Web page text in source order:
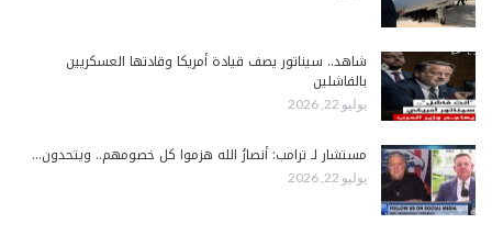
شاهد.. سيناتور يصف قيادة أمريكا وقادتها العسكريين
بالفاشلين
يوليو 22, 2026
مستشار لـ ترامب: أنصارُ الله هزموا كل خصومهم.. ويتحدون…
يوليو 22, 2026